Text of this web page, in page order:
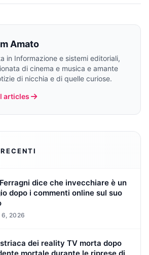
Amato
in Informazione e sistemi editoriali,
di cinema e musica e amante
di nicchia e di quelle curiose.
articles
dice che invecchiare è un
dopo i commenti online sul suo
6, 2026
dei reality TV morta dopo